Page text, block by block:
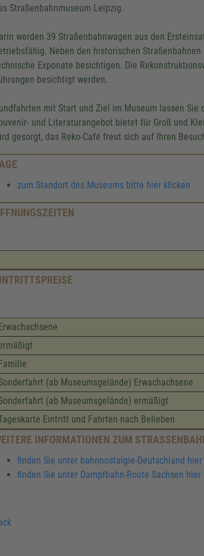
Straßenbahnmuseum Leipzig.
werden 39 Straßenbahnwagen aus den
Neben den historischen
Exponate besichtigen. Die
besichtigt werden.
mit Start und Ziel im Museum lassen
und Literaturangebot bietet für Groß und
gesorgt, das Reko-Café freut sich auf Ihren
zum Standort des Museums bitte hier klicken
(ab Museumsgelände) Erwachachsene
(ab Museumsgelände) ermäßigt
Eintritt und Fahrten nach Belieben
INFORMATIONEN ZUM
finden Sie unter bahnnostalgie-Deutschland hier
finden Sie unter Dampfbahn-Route Sachsen hier